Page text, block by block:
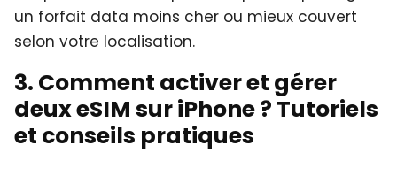
un forfait data moins cher ou mieux couvert
selon votre localisation.
3. Comment activer et gérer
deux eSIM sur iPhone ? Tutoriels
et conseils pratiques